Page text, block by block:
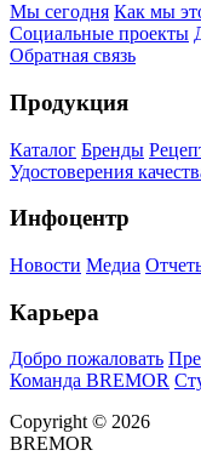
Мы сегодня Как мы
Социальные проекты
Обратная связь
Продукция
Каталог Бренды
Удостоверения
Инфоцентр
Новости Медиа
Карьера
Добро пожаловать
Команда BREMOR
Copyright © 2026
BREMOR